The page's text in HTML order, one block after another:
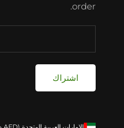
order.
اشتراك